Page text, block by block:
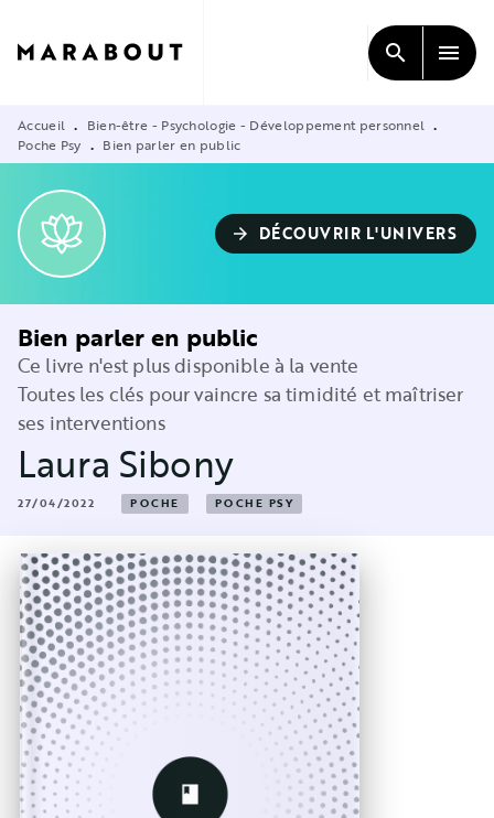
CONTENU
search menu
Accueil • Bien-être - Psychologie - Développement personnel •
Poche Psy • Bien parler en public
arrow_forward DÉCOUVRIR L'UNIVERS
Bien parler en public
Ce livre n'est plus disponible à la vente
Toutes les clés pour vaincre sa timidité et maîtriser
ses interventions
Laura Sibony
27/04/2022 POCHE POCHE PSY